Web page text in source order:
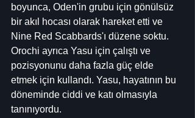
boyunca, Oden'in grubu için gönülsüz
bir akıl hocası olarak hareket etti ve
Nine Red Scabbards'ı düzene soktu.
Orochi ayrıca Yasu için çalıştı ve
pozisyonunu daha fazla güç elde
etmek için kullandı. Yasu, hayatının bu
döneminde ciddi ve katı olmasıyla
tanınıyordu.